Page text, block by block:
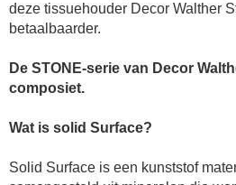
deze tissuehouder Decor Walther
betaalbaarder.
De STONE-serie van Decor
composiet.
Wat is solid Surface?
Solid Surface is een kunststof